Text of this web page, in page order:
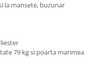
la mansete, buzunar
79 kg si poarta marimea